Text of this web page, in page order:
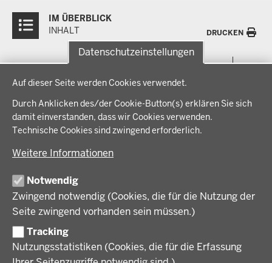
Datenschutzeinstellungen
Auf dieser Seite werden Cookies verwendet.
Durch Anklicken des/der Cookie-Button(s) erklären Sie sich
damit einverstanden, dass wir Cookies verwenden.
Technische Cookies sind zwingend erforderlich.
Weitere Informationen
Notwendig
Zwingend notwendig (Cookies, die für die Nutzung der
Seite zwingend vorhanden sein müssen.)
Tracking
Nutzungsstatistiken (Cookies, die für die Erfassung
Inhalte
IM ÜBERBLICK
INHALT
DRUCKEN
der
Fußzeile
THEMEN
Bauen, Planen und Verkehr
Bildung, Schule und Sport
Regionalplanung und Regionalrat
Wirtschaft, Kultur und Kommunales
IM FOKUS
Energiewende AG
Zusammenarbeit mit den Niederlanden
BEZIRKSREGIERUNG
Regierungsbezirk Münster
Geschichte und Gegenwart
Behördenleitung
Förderlotsinnen und Förderlotsen
KARRIERE UND AUSBILDUNG
Stellenangebote
Ausbildung
VERFAHREN UND BEKANNTMACHUNGEN